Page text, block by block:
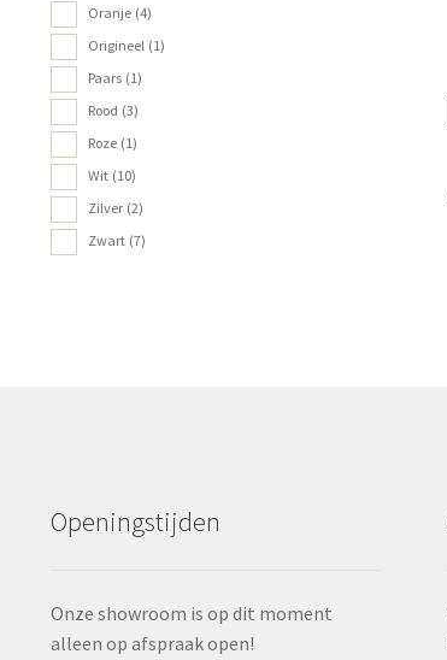
Oranje (4)
Origineel (1)
Paars (1)
Rood (3)
Roze (1)
Wit (10)
Zilver (2)
Zwart (7)
Openingstijden
Onze showroom is op dit moment
alleen op afspraak open!